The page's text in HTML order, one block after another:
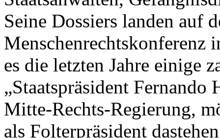
Seine Dossiers landen auf
Menschenrechtskonferenz
es die letzten Jahre einige
„Staatspräsident Fernando
Mitte-Rechts-Regierung,
als Folterpräsident